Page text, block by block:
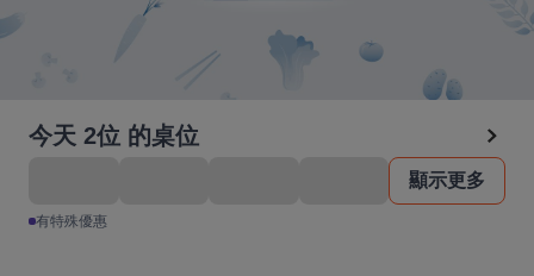
今天 2位 的桌位
顯示更多
有特殊優惠